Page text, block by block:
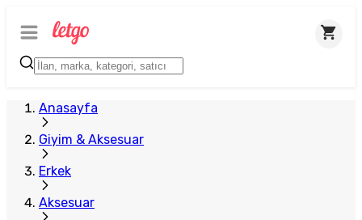
Anasayfa
Giyim & Aksesuar
Erkek
Aksesuar